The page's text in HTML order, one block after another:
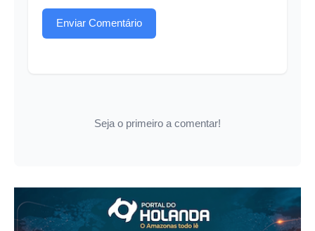
Enviar Comentário
Seja o primeiro a comentar!